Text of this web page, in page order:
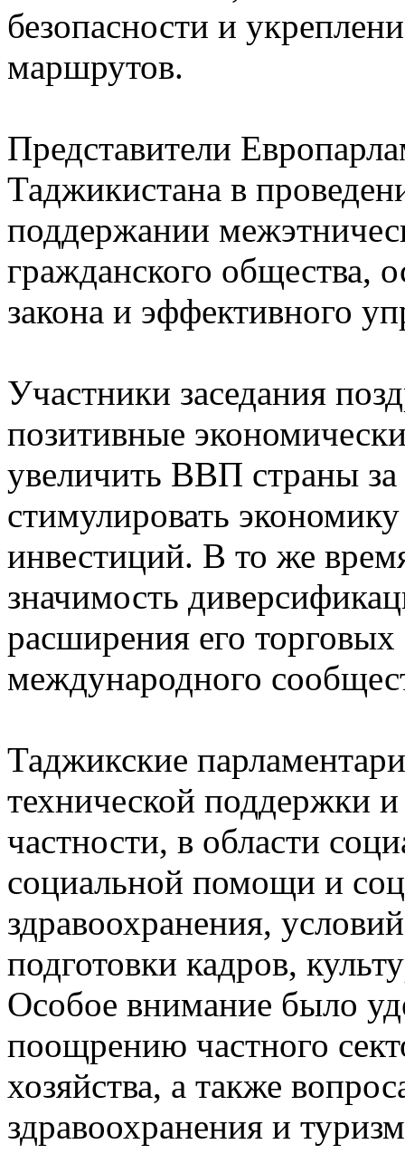
безопасности и
маршрутов.
Представители
Таджикистана в
поддержании
гражданского общества,
закона и эффективного
Участники заседания
позитивные
увеличить ВВП страны
стимулировать
инвестиций. В то же
значимость
расширения его
международного
Таджикские
технической поддержки
частности, в области
социальной помощи и
здравоохранения,
подготовки кадров,
Особое внимание было
поощрению частного
хозяйства, а также
здравоохранения и